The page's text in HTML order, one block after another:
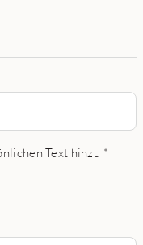
Text hinzu *